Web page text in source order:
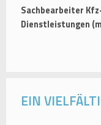
Sachbearbeiter
Dienstleistungen
EIN